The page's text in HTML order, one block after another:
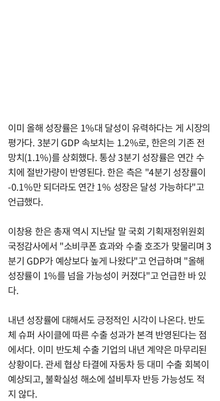
이미 올해 성장률은 1%대 달성이 유력하다는 게 시장의
평가다. 3분기 GDP 속보치는 1.2%로, 한은의 기존 전
망치(1.1%)를 상회했다. 통상 3분기 성장률은 연간 수
치에 절반가량이 반영된다. 한은 측은 "4분기 성장률이
-0.1%만 되더라도 연간 1% 성장은 달성 가능하다"고
언급했다.
이창용 한은 총재 역시 지난달 말 국회 기획재정위원회
국정감사에서 "소비쿠폰 효과와 수출 호조가 맞물리며 3
분기 GDP가 예상보다 높게 나왔다"고 언급하며 "올해
성장률이 1%를 넘을 가능성이 커졌다"고 언급한 바 있
다.
내년 성장률에 대해서도 긍정적인 시각이 나온다. 반도
체 슈퍼 사이클에 따른 수출 성과가 본격 반영된다는 점
에서다. 이미 반도체 수출 기업의 내년 계약은 마무리된
상황이다. 관세 협상 타결에 자동차 등 대미 수출 회복이
예상되고, 불확실성 해소에 설비투자 반등 가능성도 적
지 않다.